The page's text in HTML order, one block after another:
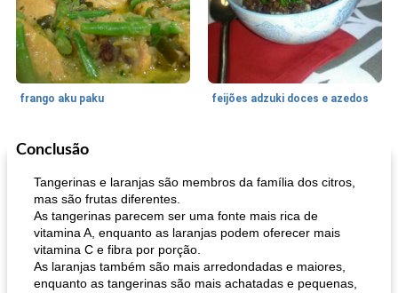
frango aku paku feijões adzuki doces e azedos
Bolos
Conclusão
Tangerinas e laranjas são membros da família dos citros,
mas são frutas diferentes.
As tangerinas parecem ser uma fonte mais rica de
vitamina A, enquanto as laranjas podem oferecer mais
vitamina C e fibra por porção.
As laranjas também são mais arredondadas e maiores,
enquanto as tangerinas são mais achatadas e pequenas,